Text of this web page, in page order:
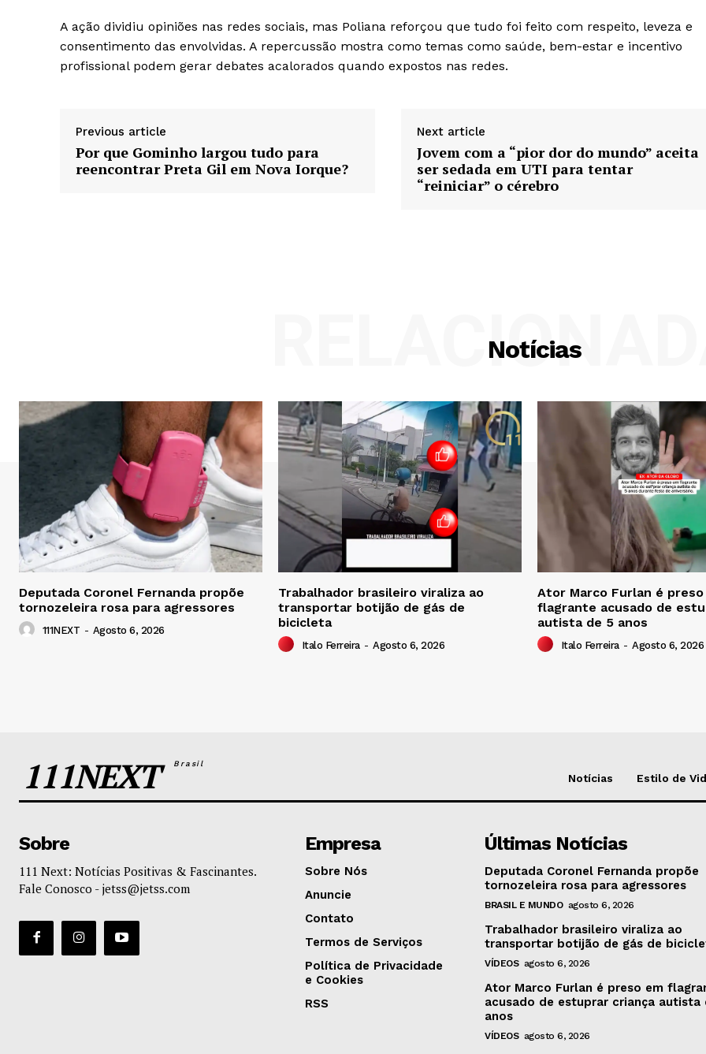
A ação dividiu opiniões nas redes sociais, mas Poliana reforçou que tudo foi feito com respeito, leveza e
consentimento das envolvidas. A repercussão mostra como temas como saúde, bem-estar e incentivo
profissional podem gerar debates acalorados quando expostos nas redes.
Previous article
Por que Gominho largou tudo para
reencontrar Preta Gil em Nova Iorque?
Next article
Jovem com a “pior dor do mundo” aceita
ser sedada em UTI para tentar
“reiniciar” o cérebro
Notícias
Deputada Coronel Fernanda propõe
tornozeleira rosa para agressores
111NEXT - Agosto 6, 2026
Trabalhador brasileiro viraliza ao
transportar botijão de gás de
bicicleta
Italo Ferreira - Agosto 6, 2026
Ator Marco Furlan é preso
flagrante acusado de
autista de 5 anos
Italo Ferreira - Agosto 6, 2026
111NEXTBrasil
Notícias Estilo de
Sobre
111 Next: Notícias Positivas & Fascinantes.
Fale Conosco - jetss@jetss.com
Empresa
Sobre Nós
Anuncie
Contato
Termos de Serviços
Política de Privacidade
e Cookies
RSS
Últimas Notícias
Deputada Coronel Fernanda propõe
tornozeleira rosa para agressores
BRASIL E MUNDO agosto 6, 2026
Trabalhador brasileiro viraliza ao
transportar botijão de gás de
VÍDEOS agosto 6, 2026
Ator Marco Furlan é preso em
acusado de estuprar criança autista
anos
VÍDEOS agosto 6, 2026